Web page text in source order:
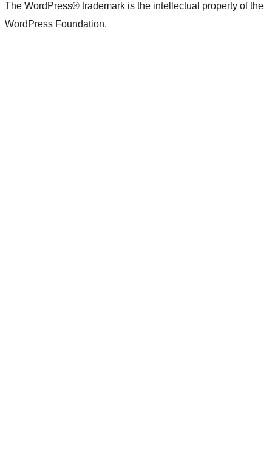
The WordPress® trademark is the intellectual property of the
WordPress Foundation.